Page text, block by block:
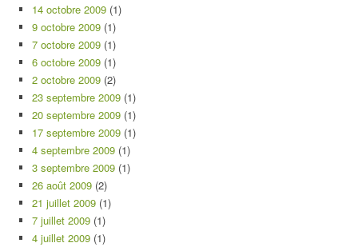
14 octobre 2009 (1)
9 octobre 2009 (1)
7 octobre 2009 (1)
6 octobre 2009 (1)
2 octobre 2009 (2)
23 septembre 2009 (1)
20 septembre 2009 (1)
17 septembre 2009 (1)
4 septembre 2009 (1)
3 septembre 2009 (1)
26 août 2009 (2)
21 juillet 2009 (1)
7 juillet 2009 (1)
4 juillet 2009 (1)